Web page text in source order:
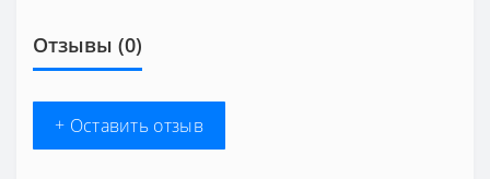
Отзывы (0)
+ Оставить отзыв